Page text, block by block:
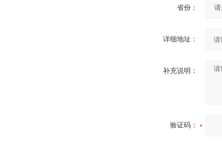
省份：
详细地址：
补充说明：
验证码：